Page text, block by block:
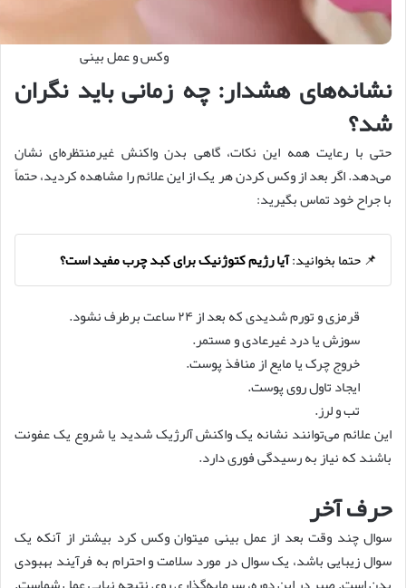
وکس و عمل بینی
نشانه‌های هشدار: چه زمانی باید نگران
شد؟
حتی با رعایت همه این نکات، گاهی بدن واکنش غیرمنتظره‌ای نشان
می‌دهد. اگر بعد از وکس کردن هر یک از این علائم را مشاهده کردید، حتماً
با جراح خود تماس بگیرید:
📌 حتما بخوانید:آیا رژیم کتوژنیک برای کبد چرب مفید است؟
قرمزی و تورم شدیدی که بعد از ۲۴ ساعت برطرف نشود.
سوزش یا درد غیرعادی و مستمر.
خروج چرک یا مایع از منافذ پوست.
ایجاد تاول روی پوست.
تب و لرز.
این علائم می‌توانند نشانه یک واکنش آلرژیک شدید یا شروع یک عفونت
باشند که نیاز به رسیدگی فوری دارد.
حرف آخر
سوال چند وقت بعد از عمل بینی میتوان وکس کرد بیشتر از آنکه یک
سوال زیبایی باشد، یک سوال در مورد سلامت و احترام به فرآیند بهبودی